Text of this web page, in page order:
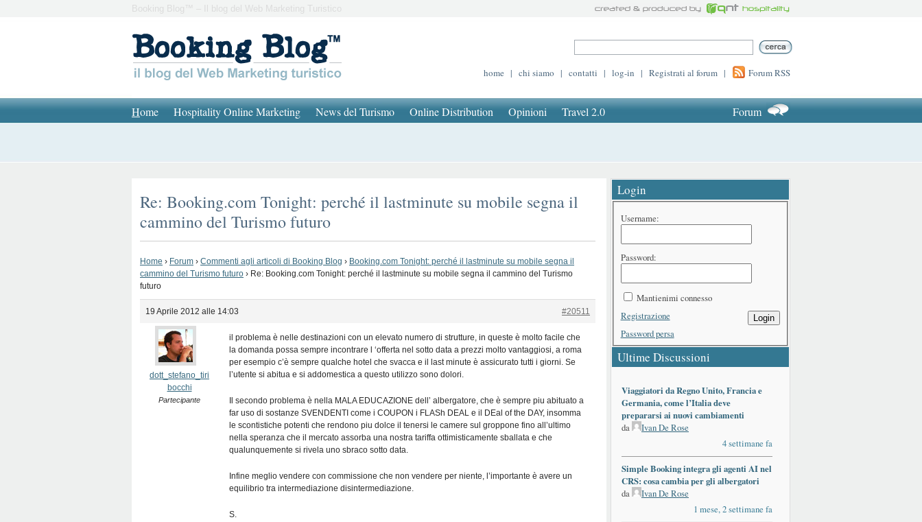
Booking Blog™ – Il blog del Web Marketing Turistico
home | chi siamo | contatti | log-in | Registrati al forum | Forum RSS
Home Hospitality Online Marketing News del Turismo Online Distribution Opinioni Travel 2.0 Forum
Re: Booking.com Tonight: perché il lastminute su mobile segna il
cammino del Turismo futuro
Home › Forum › Commenti agli articoli di Booking Blog › Booking.com Tonight: perché il lastminute su mobile segna il
cammino del Turismo futuro › Re: Booking.com Tonight: perché il lastminute su mobile segna il cammino del Turismo
futuro
19 Aprile 2012 alle 14:03 #20511
dott_stefano_tiri
bocchi
Partecipante
il problema è nelle destinazioni con un elevato numero di strutture, in queste è molto facile che
la domanda possa sempre incontrare l ‘offerta nel sotto data a prezzi molto vantaggiosi, a roma
per esempio c’è sempre qualche hotel che svacca e il last minute è assicurato tutti i giorni. Se
l’utente si abitua e si addomestica a questo utilizzo sono dolori.
Il secondo problema è nella MALA EDUCAZIONE dell’ albergatore, che è sempre piu abituato a
far uso di sostanze SVENDENTI come i COUPON i FLASh DEAL e il DEal of the DAY, insomma
le scontistiche potenti che rendono piu dolce il tenersi le camere sul groppone fino all’ultimo
nella speranza che il mercato assorba una nostra tariffa ottimisticamente sballata e che
qualunquemente si rivela uno sbraco sotto data.
Infine meglio vendere con commissione che non vendere per niente, l’importante è avere un
equilibrio tra intermediazione disintermediazione.
S.
Login
Username:
Password:
Mantienimi connesso
Login
Registrazione
Password persa
Ultime Discussioni
Viaggiatori da Regno Unito, Francia e
Germania, come l’Italia deve
prepararsi ai nuovi cambiamenti
da
Ivan De Rose
4 settimane fa
Simple Booking integra gli agenti AI nel
CRS: cosa cambia per gli albergatori
da
Ivan De Rose
1 mese, 2 settimane fa